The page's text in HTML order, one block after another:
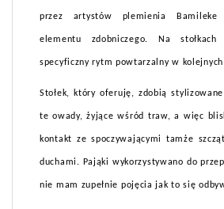
przez artystów plemienia Bamileke
elementu zdobniczego. Na
specyficzny rytm powtarzalny w
Stołek, który oferuję, zdobią
te owady, żyjące wśród traw, a więc
kontakt ze spoczywającymi tamże
duchami. Pająki wykorzystywano do
nie mam zupełnie pojęcia jak to się